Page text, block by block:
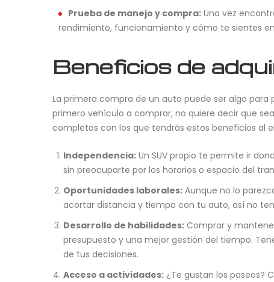
Prueba de manejo y compra: Una vez
rendimiento, funcionamiento y cómo te sientes
Beneficios de
⁠La primera compra de un auto puede ser algo para
primero vehículo a comprar, no quiere decir que
completos con los que tendrás estos beneficios al
Independencia: Un SUV propio te permite ir
sin preocuparte por los horarios o espacio del
Oportunidades laborales: Aunque no lo
acortar distancia y tiempo con tu auto, así no
Desarrollo de habilidades: Comprar y
presupuesto y una mejor gestión del tiempo.
de tus decisiones.
Acceso a actividades: ¿Te gustan los paseos?